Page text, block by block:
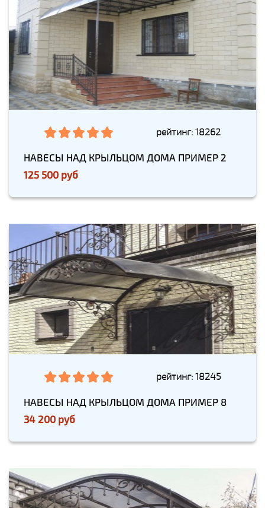
рейтинг: 18262
НАВЕСЫ НАД КРЫЛЬЦОМ ДОМА ПРИМЕР 2
125 500 руб
рейтинг: 18245
НАВЕСЫ НАД КРЫЛЬЦОМ ДОМА ПРИМЕР 8
34 200 руб